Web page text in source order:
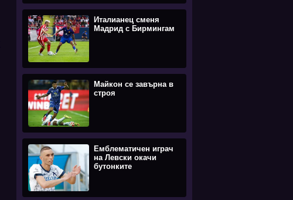
Италианец сменя
Мадрид с Бирмингам
Майкон се завърна в
строя
Емблематичен играч
на Левски окачи
бутонките